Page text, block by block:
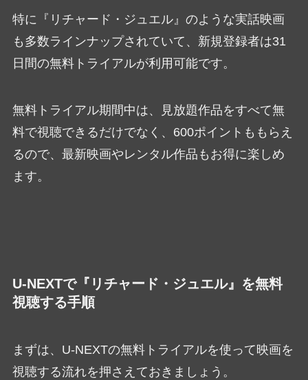
特に『リチャード・ジュエル』のような実話映画
も多数ラインナップされていて、新規登録者は31
日間の無料トライアルが利用可能です。
無料トライアル期間中は、見放題作品をすべて無
料で視聴できるだけでなく、600ポイントももらえ
るので、最新映画やレンタル作品もお得に楽しめ
ます。
U-NEXTで『リチャード・ジュエル』を無料
視聴する手順
まずは、U-NEXTの無料トライアルを使って映画を
視聴する流れを押さえておきましょう。